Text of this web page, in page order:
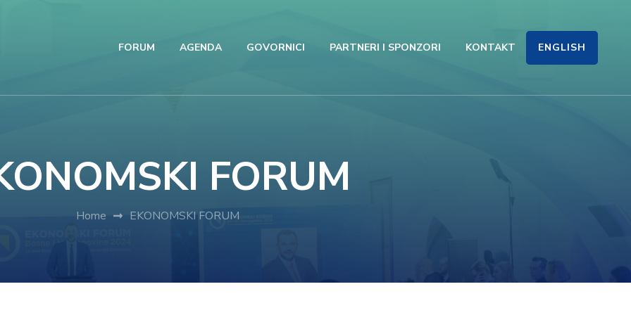
FORUM AGENDA GOVORNICI PARTNERI I SPONZORI KONTAKT ENGLISH
FORUM
Home EKONOMSKI FORUM